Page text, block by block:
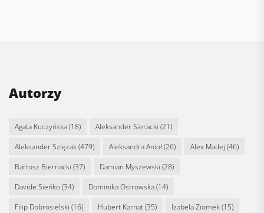
Autorzy
Agata Kuczyńska(18) Aleksander Sieracki (21)
Aleksander Szlęzak(479) Aleksandra Anioł(26) Alex Madej (46)
Bartosz Biernacki (37) Damian Myszewski (28)
Davide Sieńko(34) Dominika Ostrowska(14)
Filip Dobrosielski (16) Hubert Karnat(35) Izabela Ziomek(15)